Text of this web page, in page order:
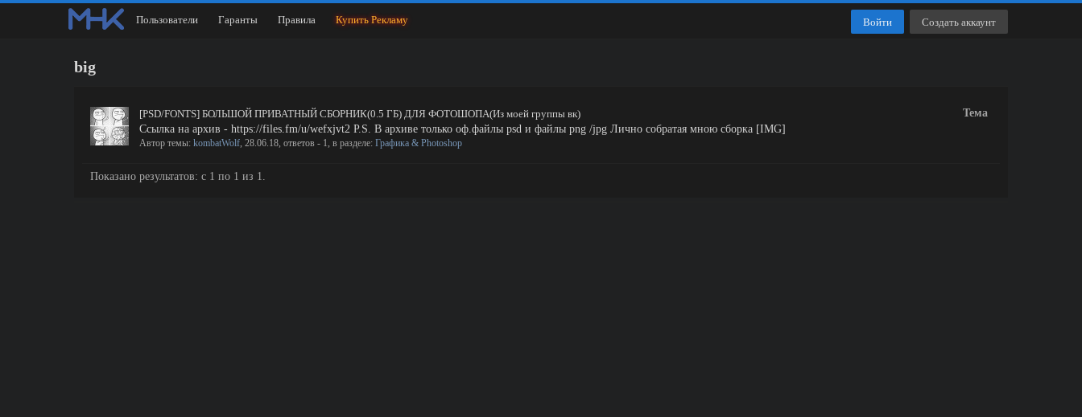
big
Тема
[PSD/FONTS] БОЛЬШОЙ ПРИВАТНЫЙ СБОРНИК(0.5 ГБ) ДЛЯ ФОТОШОПА(Из моей группы вк)
Ссылка на архив - https://files.fm/u/wefxjvt2 P.S. В архиве только оф.файлы psd и файлы png /jpg Лично собратая мною сборка [IMG]
Автор темы: kombatWolf, 28.06.18, ответов - 1, в разделе: Графика & Photoshop
Показано результатов: с 1 по 1 из 1.
Пользователи Гаранты Правила Купить Рекламу Войти Создать аккаунт